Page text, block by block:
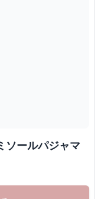
ソールパジャマ